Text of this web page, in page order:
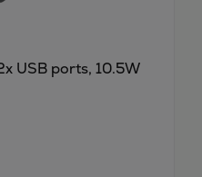
USB ports, 10.5W